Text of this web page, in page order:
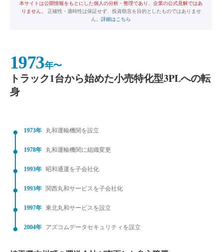
本サイトは公開情報をもとにした個人の分析・整理であり、企業の公式見解ではあ
りません。
正確性・適時性は保証せず、投資助言を目的としたものではありませ
ん。 詳細はこちら
1973年〜
トラック1台から始めた小売特化型3PLへの転
身
1973年 丸和運輸機関を設立
1978年 丸和運輸機関に組織変更
1993年 昭和通運を子会社化
1993年 関西丸和サービスを子会社化
1997年 東北丸和サービスを設立
2004年 アズコムデータセキュリティを設立